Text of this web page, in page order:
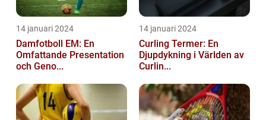
14 januari 2024
Damfotboll EM: En
Omfattande Presentation
och Geno...
14 januari 2024
Curling Termer: En
Djupdykning i Världen av
Curlin...